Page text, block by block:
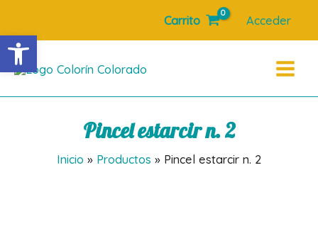
Abrir barra de herramientas
contenido
Carrito Acceder
Main
Pincel estarcir n. 2
Inicio Productos Pincel estarcir n. 2